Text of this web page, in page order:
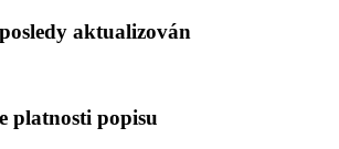
aktualizován
platnosti popisu